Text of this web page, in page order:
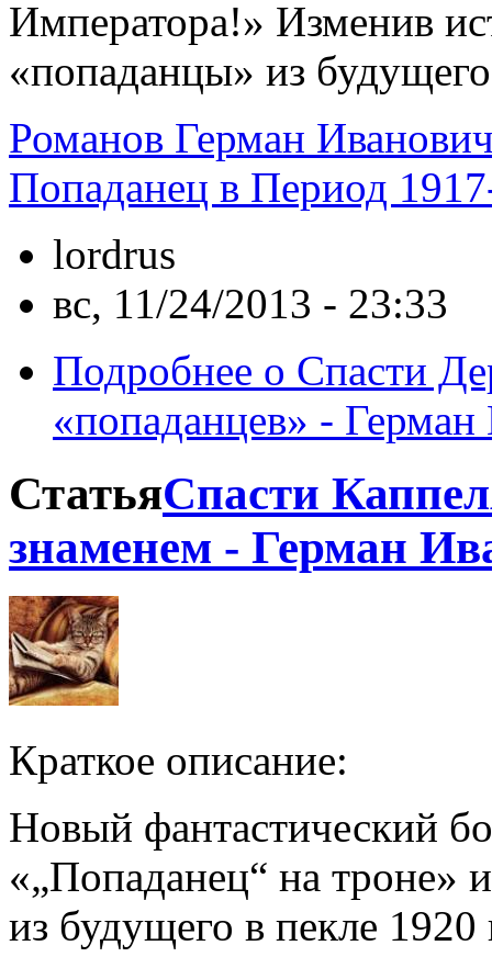
Императора!» Изменив
«попаданцы» из
Романов Герман
Попаданец в Период
lordrus
вс, 11/24/2013 - 23:33
Подробнее о Спасти
«попаданцев» -
СтатьяСпасти
знаменем - Герман
Краткое описание:
Новый фантастический
«„Попаданец“ на
из будущего в пекле 1920